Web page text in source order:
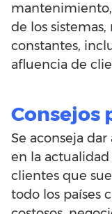
de los
constantes,
afluencia de
Consejos
Se aconseja
en la
clientes que
todo los países